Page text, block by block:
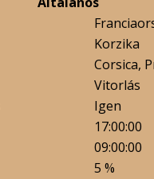
Korzika
Corsica,
Vitorlás
Igen
17:00:00
09:00:00
5 %